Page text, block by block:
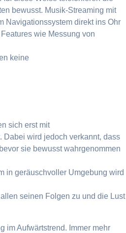
bewusst. Musik-Streaming mit
Navigationssystem direkt ins Ohr
wie Messung von
keine
sich erst mit
Dabei wird jedoch verkannt, dass
sie bewusst wahrgenommen
in geräuschvoller Umgebung wird
seinen Folgen zu und die Lust
im Aufwärtstrend. Immer mehr